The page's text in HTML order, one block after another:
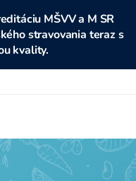
MŠVV a M SR
stravovania teraz s
kvality.